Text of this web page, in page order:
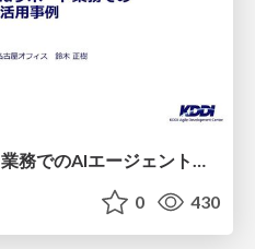
Atlassian Cloudサポート業務でのAIエージェント活用事例
0 430